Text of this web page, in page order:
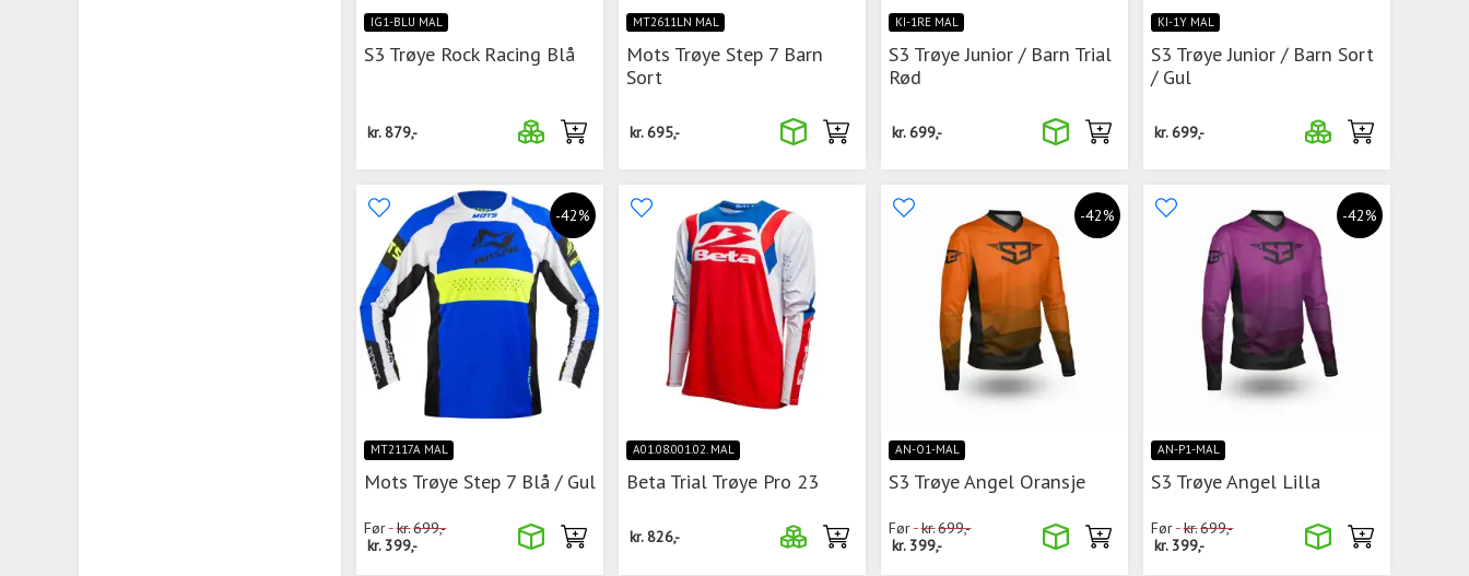
IG1-BLU MAL
S3 Trøye Rock Racing Blå
kr.879,-
MT2611LN MAL
Mots Trøye Step 7 Barn
Sort
kr.695,-
KI-1RE MAL
S3 Trøye Junior / Barn Trial
Rød
kr.699,-
KI-1Y MAL
S3 Trøye Junior / Barn Sort
/ Gul
kr.699,-
-42%
MT2117A MAL
Mots Trøye Step 7 Blå / Gul
Før kr.699,-
kr. 399,-
A01.08.001.02. MAL
Beta Trial Trøye Pro 23
kr.826,-
-42%
AN-O1-MAL
S3 Trøye Angel Oransje
Før kr.699,-
kr. 399,-
-42%
AN-P1-MAL
S3 Trøye Angel Lilla
Før kr.699,-
kr. 399,-